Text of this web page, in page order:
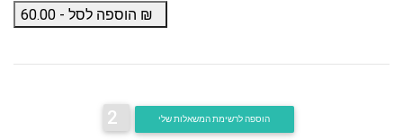
הוספה לסל - 60.00
2 הוספה לרשימת המשאלות שלי